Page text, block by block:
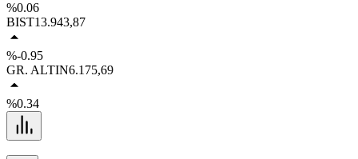
%0.06
BIST13.943,87
%-0.95
GR. ALTIN6.175,69
%0.34